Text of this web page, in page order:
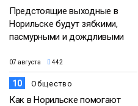
Предстоящие выходные в
Норильске будут зябкими,
пасмурными и дождливыми
07 августа 442
10 Общество
Как в Норильске помогают